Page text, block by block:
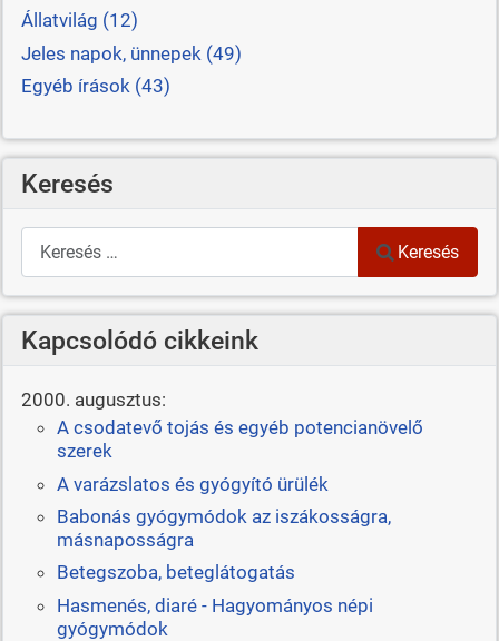
Állatvilág (12)
Jeles napok, ünnepek (49)
Egyéb írások (43)
Keresés
Keresés
Keresés
Kapcsolódó cikkeink
2000. augusztus:
A csodatevő tojás és egyéb potencianövelő
szerek
A varázslatos és gyógyító ürülék
Babonás gyógymódok az iszákosságra,
másnaposságra
Betegszoba, beteglátogatás
Hasmenés, diaré - Hagyományos népi
gyógymódok